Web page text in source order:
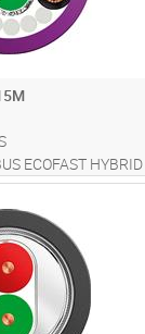
ECOFAST HYBRID
1,5 mm2, kabel
TRAILING typ,
i kundvagn